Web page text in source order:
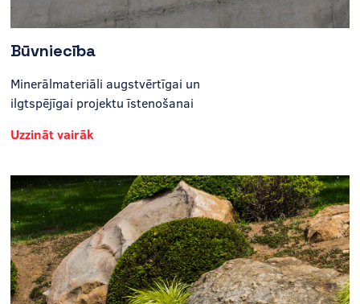
Būvniecība
Minerālmateriāli augstvērtīgai un
ilgtspējīgai projektu īstenošanai
Uzzināt vairāk